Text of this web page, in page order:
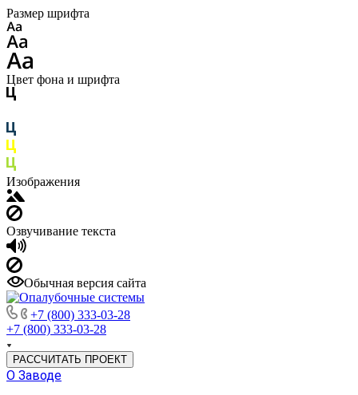
Размер шрифта
Цвет фона и шрифта
Изображения
Озвучивание текста
Обычная версия сайта
+7 (800) 333-03-28
+7 (800) 333-03-28
РАССЧИТАТЬ ПРОЕКТ
О Заводе